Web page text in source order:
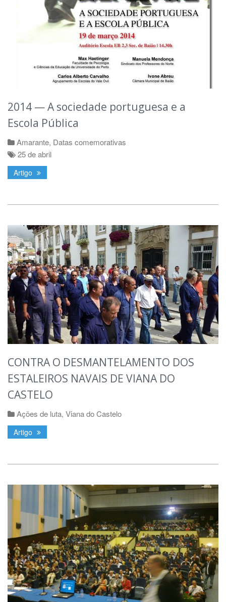
2014 — A sociedade portuguesa e a
Escola Pública
Amarante, Datas comemorativas
25 de abril
Artigo
CONTRA O DESMANTELAMENTO DOS
ESTALEIROS NAVAIS DE VIANA DO
CASTELO
Ações de luta, Viana do Castelo
Artigo